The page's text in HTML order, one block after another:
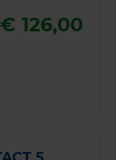
€ 126,00